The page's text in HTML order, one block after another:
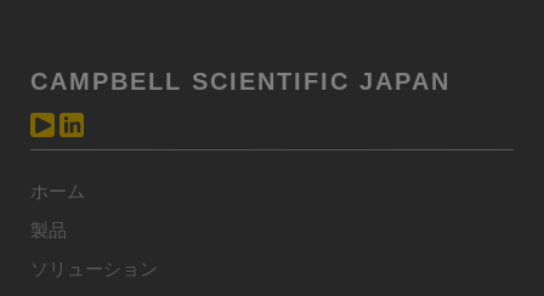
CAMPBELL SCIENTIFIC JAPAN
ホーム
製品
ソリューション